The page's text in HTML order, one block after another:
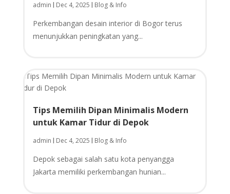
admin Dec 4, 2025 Blog & Info
Perkembangan desain interior di Bogor terus
menunjukkan peningkatan yang...
Tips Memilih Dipan Minimalis Modern
untuk Kamar Tidur di Depok
admin Dec 4, 2025 Blog & Info
Depok sebagai salah satu kota penyangga
Jakarta memiliki perkembangan hunian...